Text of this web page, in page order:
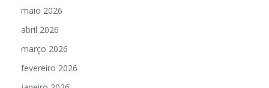
maio 2026
abril 2026
março 2026
fevereiro 2026